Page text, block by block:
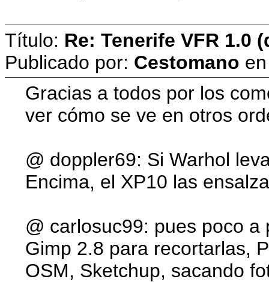
Título: Re: Tenerife VFR 1.0
Publicado por: Cestomano
Gracias a todos por los
ver cómo se ve en otros
@ doppler69: Si Warhol
Encima, el XP10 las
@ carlosuc99: pues poco
Gimp 2.8 para recortarlas,
OSM, Sketchup, sacando